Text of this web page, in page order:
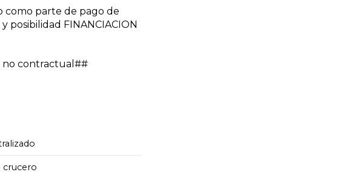
como parte de pago de
posibilidad FINANCIACION
no contractual##
crucero